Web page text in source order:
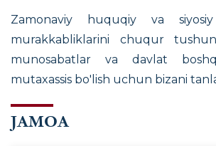
Zamonaviy huquqiy va
murakkabliklarini chuqur
munosabatlar va davlat
mutaxassis bo'lish uchun bizani
JAMOA